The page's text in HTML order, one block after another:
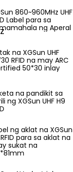
860~960MHz UHF
Label para sa
ng Aperal
na XGSun UHF
RFID na may ARC
50*30 inlay
na pandikit sa
ng XGSun UHF H9
ng aklat na XGSun
RFID para sa aklat na
sukat na